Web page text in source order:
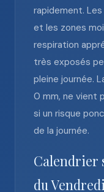
rapidement.
et les zones
respiration
très exposés
pleine journée.
0 mm, ne vient
si un risque
de la journée.
Calendrier
du